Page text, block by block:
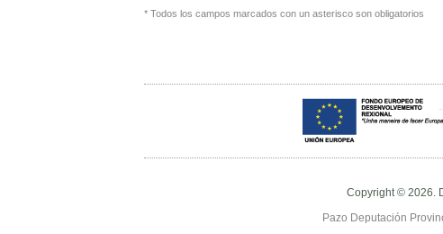
* Todos los campos marcados con un asterisco son obligatorios
Copyright © 2026.
Pazo Deputación